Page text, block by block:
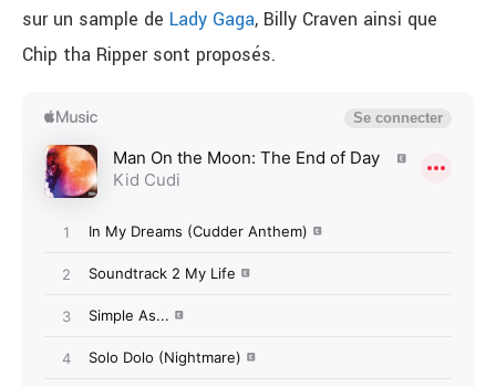
sur un sample de Lady Gaga, Billy Craven ainsi que
Chip tha Ripper sont proposés.